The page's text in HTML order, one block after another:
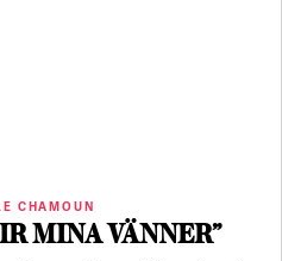
CHAMOUN
MINA VÄNNER”